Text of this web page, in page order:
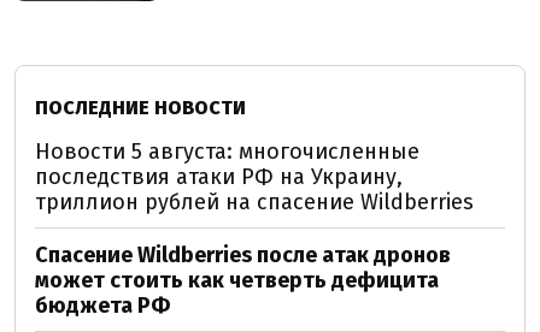
ПОСЛЕДНИЕ НОВОСТИ
Новости 5 августа: многочисленные
последствия атаки РФ на Украину,
триллион рублей на спасение Wildberries
Спасение Wildberries после атак дронов
может стоить как четверть дефицита
бюджета РФ